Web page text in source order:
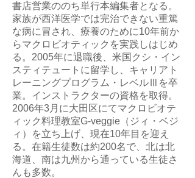
書店営業ののち単行本編集者となる。
家族が西洋医学では完治できない重篤
な病に冒され、療養のために10年前か
らマクロビオティックを実践しはじめ
る。2005年に退職後、米国クシ・イン
スティテュートに留学し、キャリアト
レーニングプログラム・レベルⅢを卒
業。インストラクターの資格を取得。
2006年3月に大田区にてマクロビオテ
ィック料理教室G-veggie（ジィ・ベジ
ィ）を立ち上げ、現在10年目を迎え
る。在籍生徒数は約200名で、北は北
海道、南は九州から通っている生徒さ
んも多数。